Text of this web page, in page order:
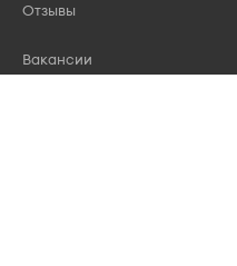
Отзывы
Вакансии